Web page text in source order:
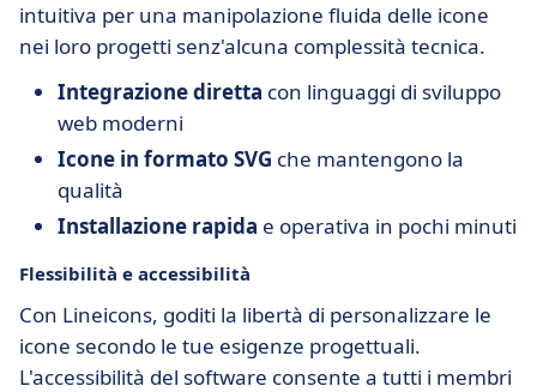
intuitiva per una manipolazione fluida delle icone
nei loro progetti senz'alcuna complessità tecnica.
Integrazione diretta con linguaggi di sviluppo
web moderni
Icone in formato SVG che mantengono la
qualità
Installazione rapida e operativa in pochi minuti
Flessibilità e accessibilità
Con Lineicons, goditi la libertà di personalizzare le
icone secondo le tue esigenze progettuali.
L'accessibilità del software consente a tutti i membri